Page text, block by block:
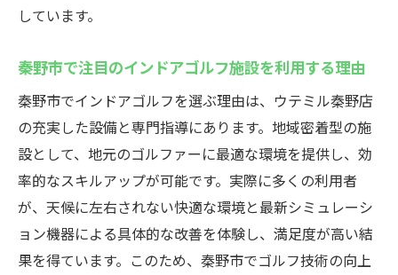
しています。
秦野市で注目のインドアゴルフ施設を利用する理由
秦野市でインドアゴルフを選ぶ理由は、ウテミル秦野店
の充実した設備と専門指導にあります。地域密着型の施
設として、地元のゴルファーに最適な環境を提供し、効
率的なスキルアップが可能です。実際に多くの利用者
が、天候に左右されない快適な環境と最新シミュレーシ
ョン機器による具体的な改善を体験し、満足度が高い結
果を得ています。このため、秦野市でゴルフ技術の向上